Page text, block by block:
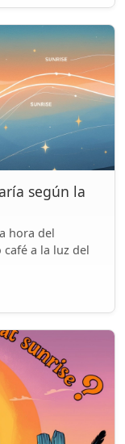
según la
hora del
café a la luz del